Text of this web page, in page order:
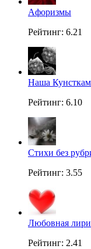
Aфоризмы
Рейтинг: 6.21
Наша
Рейтинг: 6.10
Стихи без
Рейтинг: 3.55
Любовная
Рейтинг: 2.41